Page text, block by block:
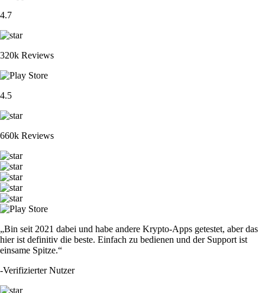
4.7
320k Reviews
4.5
660k Reviews
„Bin seit 2021 dabei und habe andere Krypto-Apps getestet, aber das
hier ist definitiv die beste. Einfach zu bedienen und der Support ist
einsame Spitze.“
-Verifizierter Nutzer